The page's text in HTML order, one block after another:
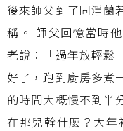
後來師父到了同淨蘭
稱。 師父回憶當時
老說：「過年放輕鬆
好了，跑到廚房多煮
的時間大概慢不到半
在那兒幹什麼？大年